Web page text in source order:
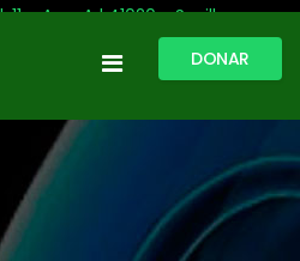
– Acc. A | 41020 - Sevilla
ictussevilla@hotmail.com
DONAR